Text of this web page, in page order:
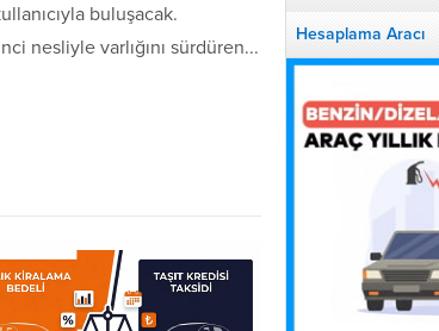
buluşacak.
nesliyle varlığını sürdüren...
Hesaplama Aracı